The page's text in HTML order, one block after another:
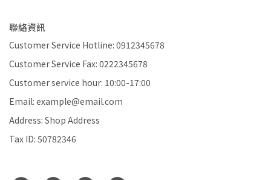
聯絡資訊
Customer Service Hotline: 0912345678
Customer Service Fax: 0222345678
Customer service hour: 10:00-17:00
Email: example@email.com
Address: Shop Address
Tax ID: 50782346